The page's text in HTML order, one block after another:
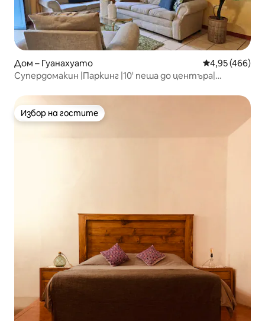
Дом – Гуанахуато Средна
4,95 (466)
Супердомакин |Паркинг |10' пеша до центъра|
Избор на гостите
Избор на гостите